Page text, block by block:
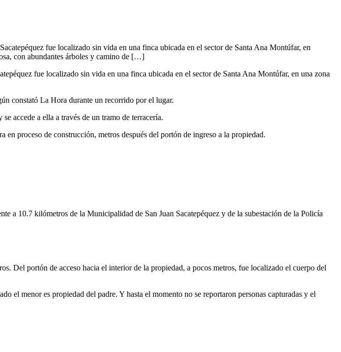
fue localizado sin vida en una finca ubicada en el sector de Santa Ana Montúfar, en
con abundantes árboles y camino de […]
fue localizado sin vida en una finca ubicada en el sector de Santa Ana Montúfar, en una zona
constató La Hora durante un recorrido por el lugar.
accede a ella a través de un tramo de terracería.
en proceso de construcción, metros después del portón de ingreso a la propiedad.
a 10.7 kilómetros de la Municipalidad de San Juan Sacatepéquez y de la subestación de la Policía
Del portón de acceso hacia el interior de la propiedad, a pocos metros, fue localizado el cuerpo del
el menor es propiedad del padre. Y hasta el momento no se reportaron personas capturadas y el